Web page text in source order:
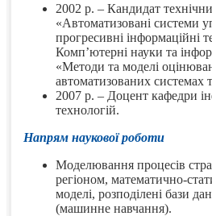
2002 р. – Кандидат
«Автоматизовані системи
прогресивні інформаційні
Комп’ютерні науки та
«Методи та моделі
автоматизованих системах
2007 р. – Доцент кафедри
технологій.
Напрям наукової роботи
Моделювання процесів
регіоном, математично-
моделі, розподілені бази
(машинне навчання).